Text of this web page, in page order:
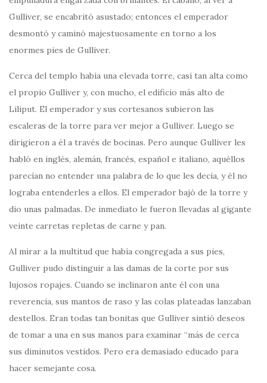
Gulliver, se encabritó asustado; entonces el emperador
desmontó y caminó majestuosamente en torno a los
enormes pies de Gulliver.
Cerca del templo había una elevada torre, casi tan alta como
el propio Gulliver y, con mucho, el edificio más alto de
Liliput. El emperador y sus cortesanos subieron las
escaleras de la torre para ver mejor a Gulliver. Luego se
dirigieron a él a través de bocinas. Pero aunque Gulliver les
habló en inglés, alemán, francés, español e italiano, aquéllos
parecían no entender una palabra de lo que les decía, y él no
lograba entenderles a ellos. El emperador bajó de la torre y
dio unas palmadas. De inmediato le fueron llevadas al gigante
veinte carretas repletas de carne y pan.
Al mirar a la multitud que había congregada a sus pies,
Gulliver pudo distinguir a las damas de la corte por sus
lujosos ropajes. Cuando se inclinaron ante él con una
reverencia, sus mantos de raso y las colas plateadas lanzaban
destellos. Eran todas tan bonitas que Gulliver sintió deseos
de tomar a una en sus manos para examinar “más de cerca
sus diminutos vestidos. Pero era demasiado educado para
hacer semejante cosa.